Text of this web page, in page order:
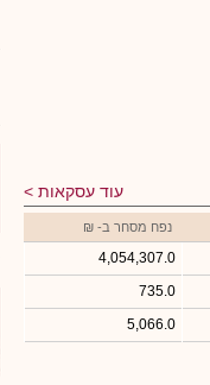
עוד עסקאות
נפח מסחר ב- ₪
4,054,307.0
735.0
5,066.0